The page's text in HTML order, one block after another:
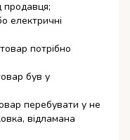
продавця;
електричні
потрібно
був у
перебувати у не
відламана